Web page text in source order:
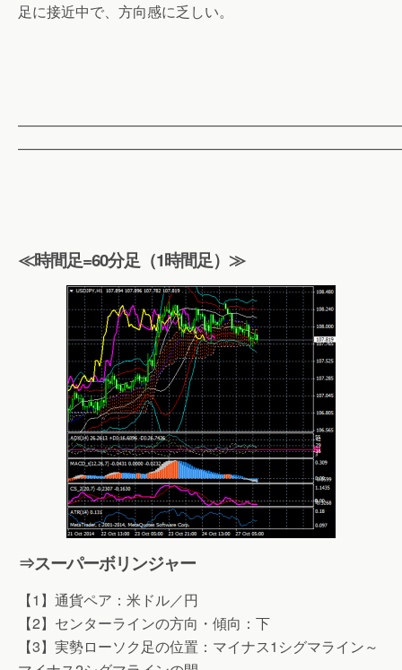
足に接近中で、方向感に乏しい。
≪時間足=60分足（1時間足）≫
⇒スーパーボリンジャー
【1】通貨ペア：米ドル／円
【2】センターラインの方向・傾向：下
【3】実勢ローソク足の位置：マイナス1シグマライン～